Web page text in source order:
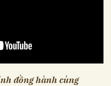
đồng hành cùng